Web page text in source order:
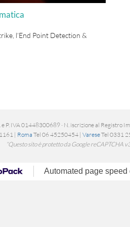
l’End Point Detection &
e P. IVA 01448300689 · N. iscrizione al Registro
| Roma Tel 06 45250454 | VareseTel 0331
“Questo sito è protetto da Google reCAPTCHA